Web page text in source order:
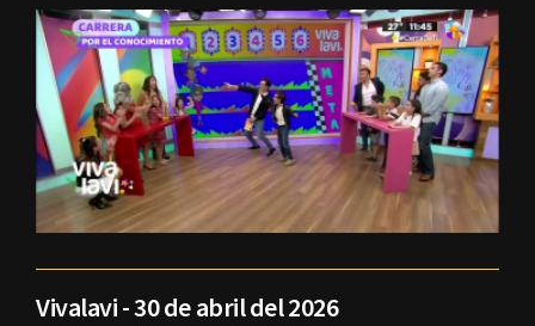
Vivalavi - 30 de abril del 2026